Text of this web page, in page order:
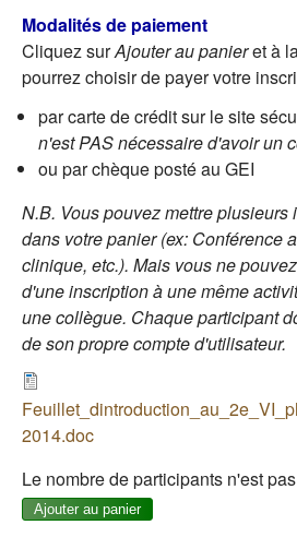
Modalités de paiement
Cliquez surAjouter au panieret à
pourrez choisir de payer votre
par carte de crédit sur le site
n'est PAS nécessaire d'avoir un
ou par chèque posté au GEI
N.B. Vous pouvez mettre
dans votre panier (ex: Conférence
clinique, etc.). Mais vous ne
d'une inscription à une même
une collègue. Chaque participant
de son propre compte d'utilisateur.
2014.doc
Le nombre de participants n'est